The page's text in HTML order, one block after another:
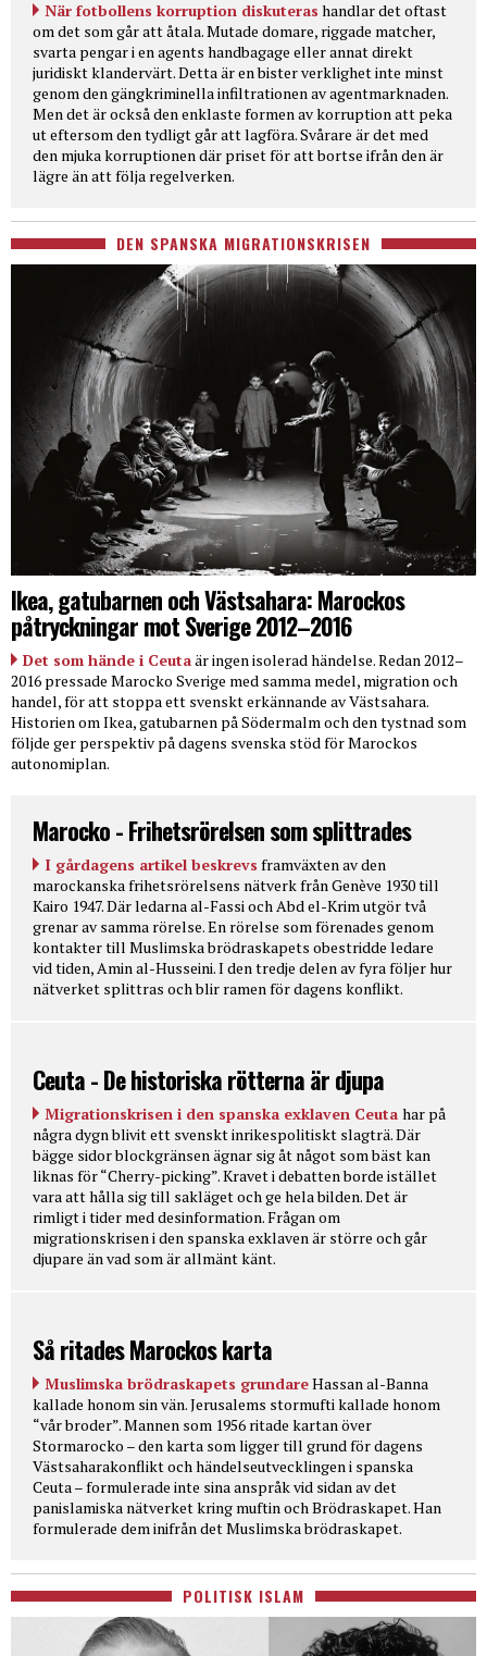
När fotbollens korruption diskuteras handlar det oftast
om det som går att åtala. Mutade domare, riggade matcher,
svarta pengar i en agents handbagage eller annat direkt
juridiskt klandervärt. Detta är en bister verklighet inte minst
genom den gängkriminella infiltrationen av agentmarknaden.
Men det är också den enklaste formen av korruption att peka
ut eftersom den tydligt går att lagföra. Svårare är det med
den mjuka korruptionen där priset för att bortse ifrån den är
lägre än att följa regelverken.
DEN SPANSKA MIGRATIONSKRISEN
Ikea, gatubarnen och Västsahara: Marockos
påtryckningar mot Sverige 2012–2016
Det som hände i Ceutaär ingen isolerad händelse. Redan 2012–
2016 pressade Marocko Sverige med samma medel, migration och
handel, för att stoppa ett svenskt erkännande av Västsahara.
Historien om Ikea, gatubarnen på Södermalm och den tystnad som
följde ger perspektiv på dagens svenska stöd för Marockos
autonomiplan.
Marocko - Frihetsrörelsen som splittrades
I gårdagens artikel beskrevs framväxten av den
marockanska frihetsrörelsens nätverk från Genève 1930 till
Kairo 1947. Där ledarna al-Fassi och Abd el-Krim utgör två
grenar av samma rörelse. En rörelse som förenades genom
kontakter till Muslimska brödraskapets obestridde ledare
vid tiden, Amin al-Husseini. I den tredje delen av fyra följer hur
nätverket splittras och blir ramen för dagens konflikt.
Ceuta - De historiska rötterna är djupa
Migrationskrisen i den spanska exklaven Ceuta har på
några dygn blivit ett svenskt inrikespolitiskt slagträ. Där
bägge sidor blockgränsen ägnar sig åt något som bäst kan
liknas för “Cherry-picking”. Kravet i debatten borde istället
vara att hålla sig till sakläget och ge hela bilden. Det är
rimligt i tider med desinformation. Frågan om
migrationskrisen i den spanska exklaven är större och går
djupare än vad som är allmänt känt.
Så ritades Marockos karta
Muslimska brödraskapets grundareHassan al-Banna
kallade honom sin vän. Jerusalems stormufti kallade honom
“vår broder”. Mannen som 1956 ritade kartan över
Stormarocko – den karta som ligger till grund för dagens
Västsaharakonflikt och händelseutvecklingen i spanska
Ceuta – formulerade inte sina anspråk vid sidan av det
panislamiska nätverket kring muftin och Brödraskapet. Han
formulerade dem inifrån det Muslimska brödraskapet.
POLITISK ISLAM